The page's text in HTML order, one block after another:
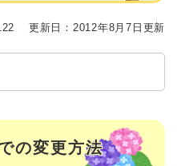
更新日：2012年8月7日更新
の変更方法